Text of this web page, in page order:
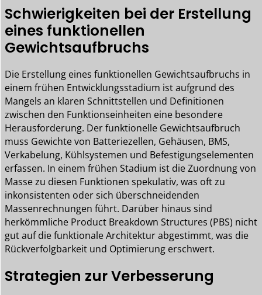
Schwierigkeiten bei der Erstellung
eines funktionellen
Gewichtsaufbruchs
Die Erstellung eines funktionellen Gewichtsaufbruchs in
einem frühen Entwicklungsstadium ist aufgrund des
Mangels an klaren Schnittstellen und Definitionen
zwischen den Funktionseinheiten eine besondere
Herausforderung. Der funktionelle Gewichtsaufbruch
muss Gewichte von Batteriezellen, Gehäusen, BMS,
Verkabelung, Kühlsystemen und Befestigungselementen
erfassen. In einem frühen Stadium ist die Zuordnung von
Masse zu diesen Funktionen spekulativ, was oft zu
inkonsistenten oder sich überschneidenden
Massenrechnungen führt. Darüber hinaus sind
herkömmliche Product Breakdown Structures (PBS) nicht
gut auf die funktionale Architektur abgestimmt, was die
Rückverfolgbarkeit und Optimierung erschwert.
Strategien zur Verbesserung